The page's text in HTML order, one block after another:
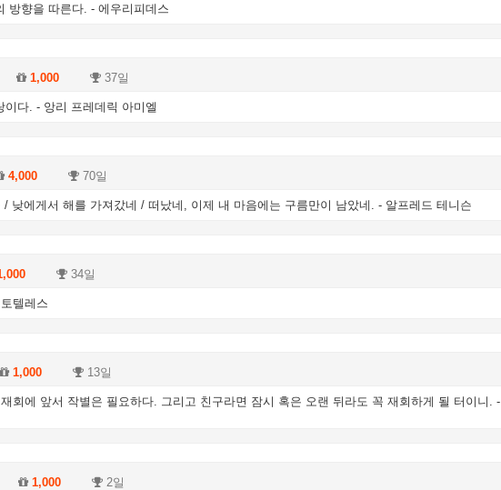
방향을 따른다. - 에우리피데스
1,000 37일
다. - 앙리 프레데릭 아미엘
4,000 70일
낮에게서 해를 가져갔네 / 떠났네, 이제 내 마음에는 구름만이 남았네. - 알프레드 테니슨
34일
텔레스
1,000 13일
회에 앞서 작별은 필요하다. 그리고 친구라면 잠시 혹은 오랜 뒤라도 꼭 재회하게 될 터이니. -
1,000 2일